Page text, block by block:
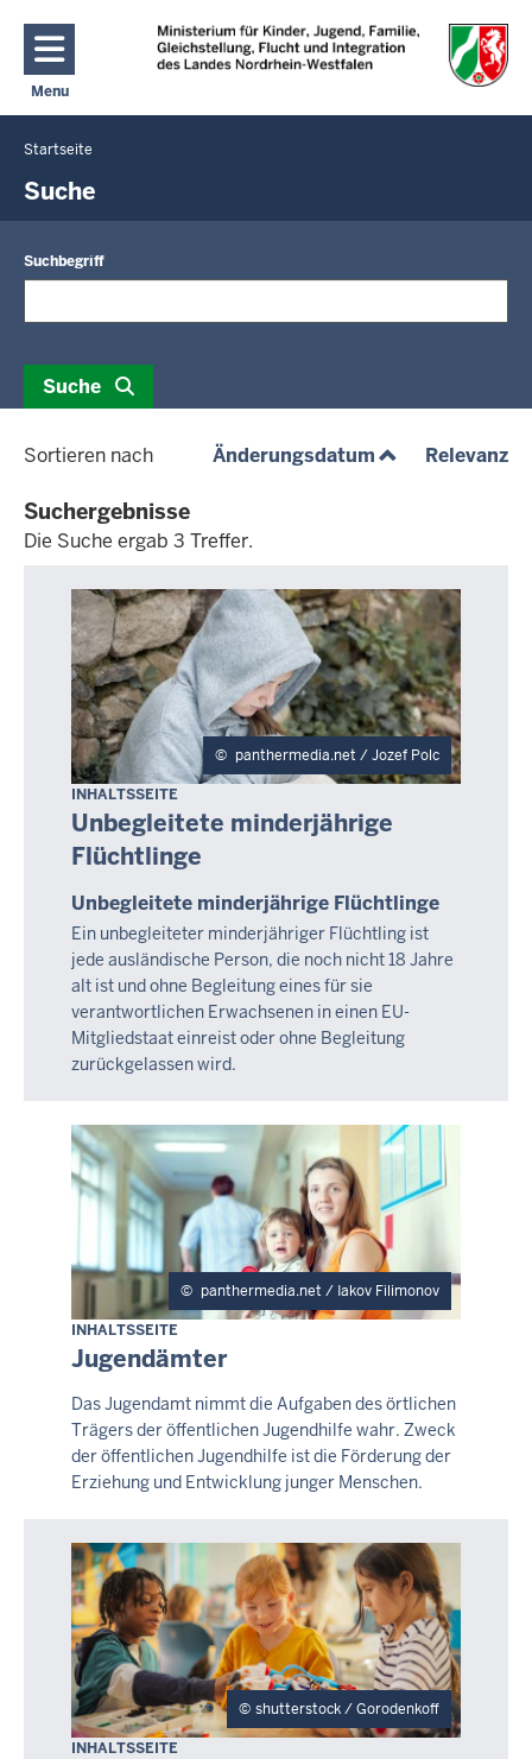
Direkt zum Inhalt
Menu
Navigation aktivieren/deaktivieren: Hauptmenü
Sie
befinden
Startseite
Suche
Suchbegriff
Suche
Sortieren nach Änderungsdatum(aufsteigend)
Relevanz
Suchergebnisse
Die Suche ergab 3 Treffer.
ergab
Treffer.
panthermedia.net / Jozef Polc
INHALTSSEITE
Unbegleitete minderjährige
Flüchtlinge
Unbegleitete minderjährige Flüchtlinge
Ein unbegleiteter minderjähriger Flüchtling ist
jede ausländische Person, die noch nicht 18 Jahre
alt ist und ohne Begleitung eines für sie
verantwortlichen Erwachsenen in einen EU-
Mitgliedstaat einreist oder ohne Begleitung
zurückgelassen wird.
panthermedia.net / Iakov Filimonov
INHALTSSEITE
Jugendämter
Das Jugendamt nimmt die Aufgaben des örtlichen
Trägers der öffentlichen Jugendhilfe wahr. Zweck
der öffentlichen Jugendhilfe ist die Förderung der
Erziehung und Entwicklung junger Menschen.
shutterstock / Gorodenkoff
INHALTSSEITE